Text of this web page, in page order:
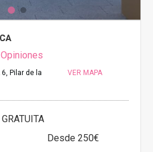
6, Pilar de la
VER MAPA
Desde 250€